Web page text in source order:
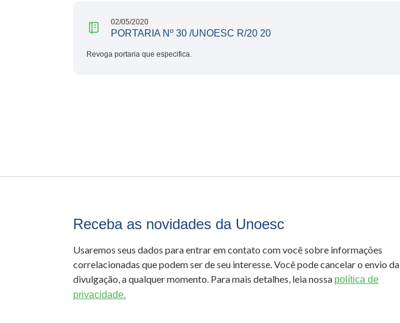
02/05/2020
PORTARIA Nº 30 /UNOESC R/20 20
Revoga portaria que especifica.
Receba as novidades da Unoesc
Usaremos seus dados para entrar em contato com você sobre informações
correlacionadas que podem ser de seu interesse. Você pode cancelar o envio da
divulgação, a qualquer momento. Para mais detalhes, leia nossa política de
privacidade.